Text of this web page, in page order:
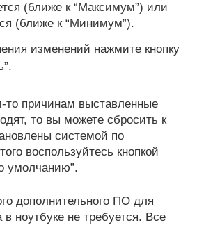
(ближе к “Максимум”) или
(ближе к “Минимум”).
изменений нажмите кнопку
то причинам выставленные
то вы можете сбросить к
системой по
воспользуйтесь кнопкой
умолчанию”.
дополнительного ПО для
в ноутбуке не требуется. Все